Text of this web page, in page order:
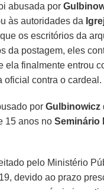
abusada por
às autoridades da
os escritórios da
da postagem, eles
ela finalmente entrou
oficial contra o cardeal.
porGulbinowicz
15 anos noSeminário
pelo Ministério
devido ao prazo